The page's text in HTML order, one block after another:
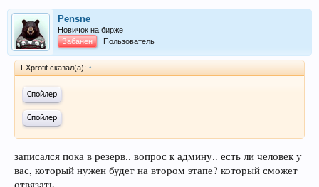
Pensne
Новичок на бирже
Забанен
Пользователь
FXprofit сказал(а): ↑
Спойлер
Спойлер
записался пока в резерв.. вопрос к админу.. есть ли человек у
вас, который нужен будет на втором этапе? который сможет
отвязать